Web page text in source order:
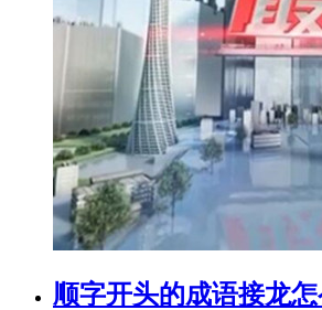
顺字开头的成语接龙